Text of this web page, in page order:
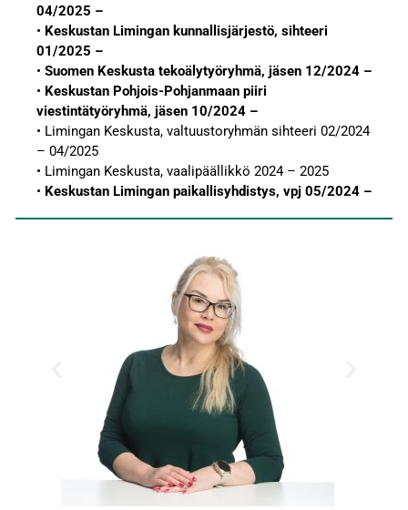
04/2025 –
• Keskustan Limingan kunnallisjärjestö, sihteeri
01/2025 –
• Suomen Keskusta tekoälytyöryhmä, jäsen 12/2024 –
• Keskustan Pohjois-Pohjanmaan piiri
viestintätyöryhmä, jäsen 10/2024 –
• Limingan Keskusta, valtuustoryhmän sihteeri 02/2024
– 04/2025
• Limingan Keskusta, vaalipäällikkö 2024 – 2025
• Keskustan Limingan paikallisyhdistys, vpj 05/2024 –